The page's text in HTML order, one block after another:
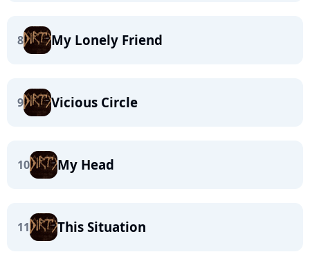
8 My Lonely Friend
9 Vicious Circle
10 My Head
11 This Situation